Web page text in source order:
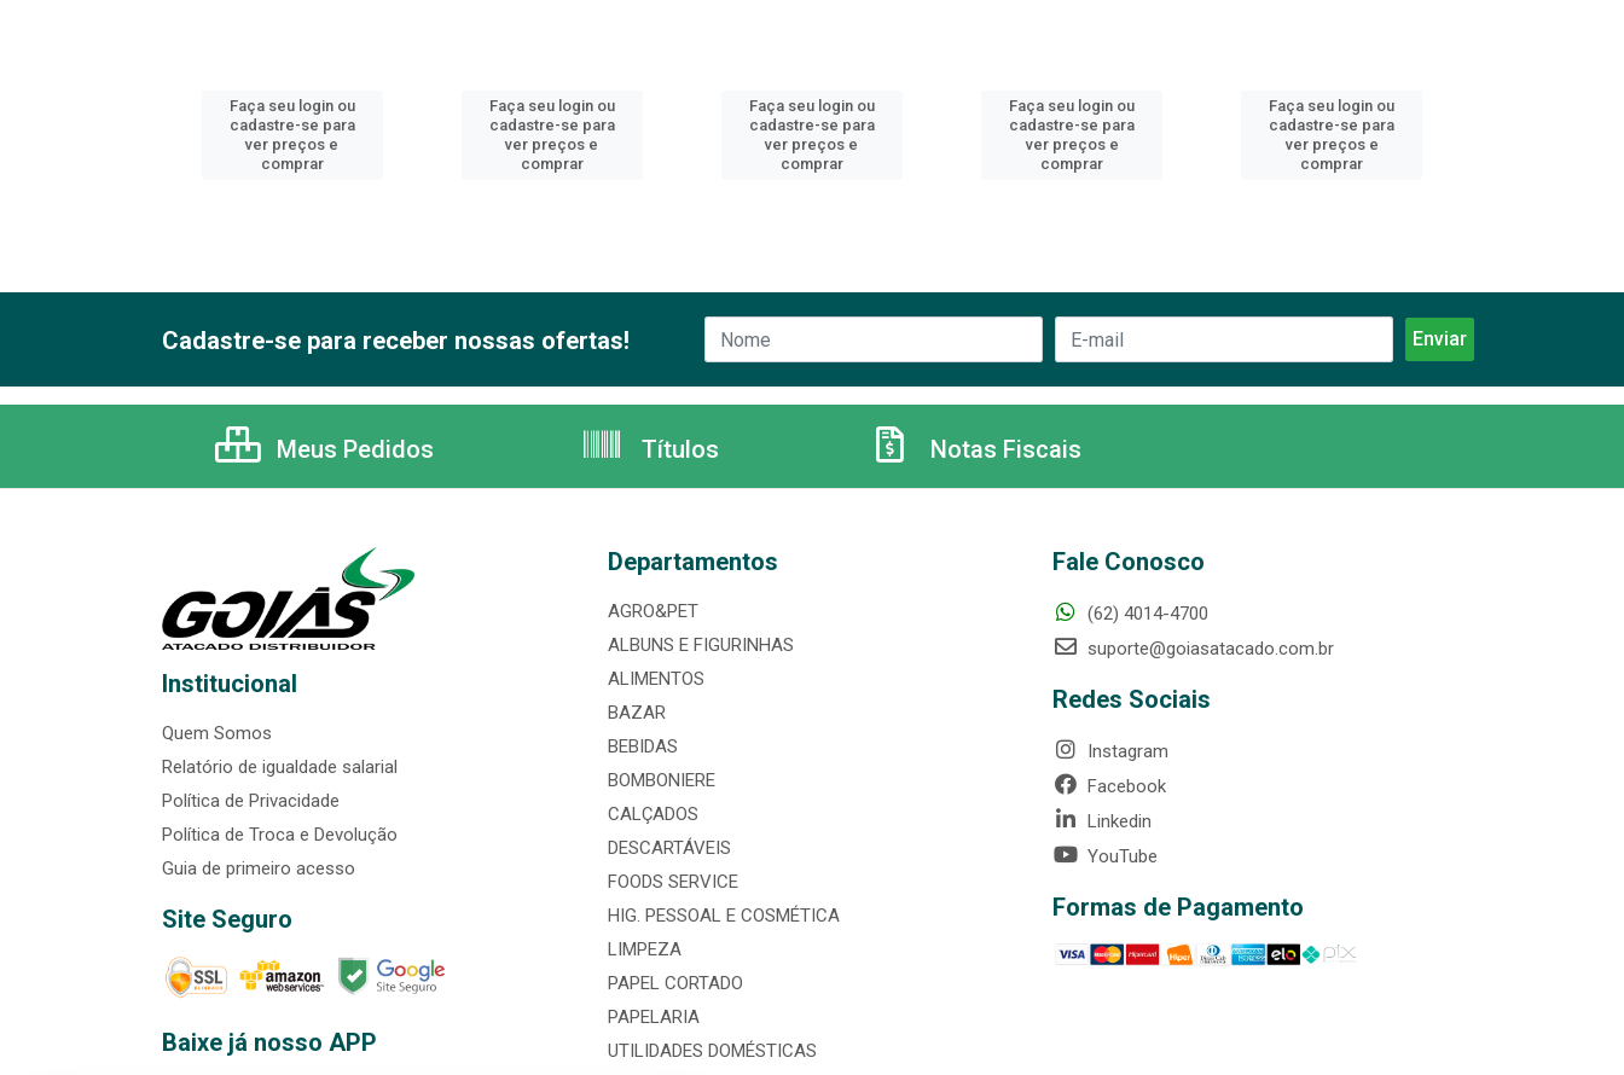
Faça seu login ou
cadastre-se para
ver preços e
comprar
Faça seu login ou
cadastre-se para
ver preços e
comprar
Faça seu login ou
cadastre-se para
ver preços e
comprar
Faça seu login ou
cadastre-se para
ver preços e
comprar
Faça seu login ou
cadastre-se para
ver preços e
comprar
Cadastre-se para receber nossas ofertas!
Meus Pedidos Títulos Notas Fiscais
Institucional
Quem Somos
Relatório de igualdade salarial
Política de Privacidade
Política de Troca e Devolução
Guia de primeiro acesso
Site Seguro
Baixe já nosso APP
Departamentos
AGRO&PET
ALBUNS E FIGURINHAS
ALIMENTOS
BAZAR
BEBIDAS
BOMBONIERE
CALÇADOS
DESCARTÁVEIS
FOODS SERVICE
HIG. PESSOAL E COSMÉTICA
LIMPEZA
PAPEL CORTADO
PAPELARIA
UTILIDADES DOMÉSTICAS
Fale Conosco
(62) 4014-4700
suporte@goiasatacado.com.br
Redes Sociais
Instagram
Facebook
Linkedin
YouTube
Formas de Pagamento